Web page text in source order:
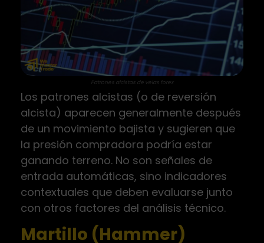
Patrones alcistas de velas forex
Los patrones alcistas (o de reversión
alcista) aparecen generalmente después
de un movimiento bajista y sugieren que
la presión compradora podría estar
ganando terreno. No son señales de
entrada automáticas, sino indicadores
contextuales que deben evaluarse junto
con otros factores del análisis técnico.
Martillo (Hammer)